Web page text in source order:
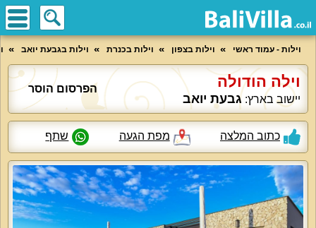
וילות - עמוד ראשי וילות בצפון וילות בכנרת וילות בגבעת יואב
וילה הודולה
יישוב בארץ: גבעת יואב
הפרסום הוסר
כתוב המלצה מפת הגעה שתף